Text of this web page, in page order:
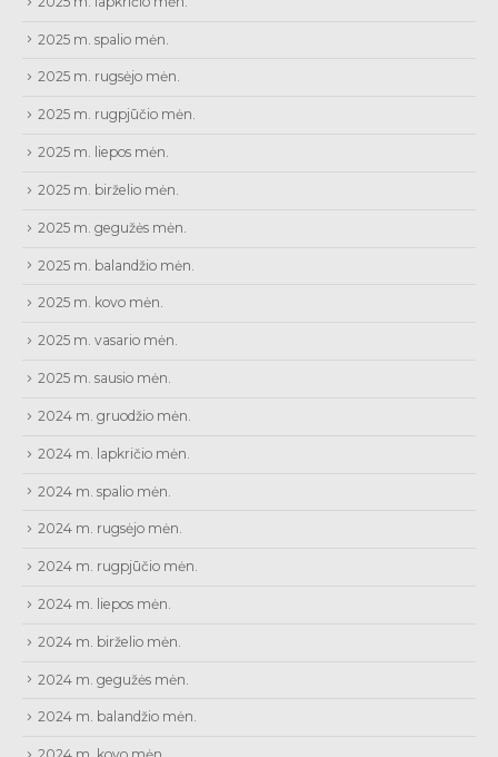
2025 m. spalio mėn.
2025 m. rugsėjo mėn.
2025 m. rugpjūčio mėn.
2025 m. liepos mėn.
2025 m. birželio mėn.
2025 m. gegužės mėn.
2025 m. balandžio mėn.
2025 m. kovo mėn.
2025 m. vasario mėn.
2025 m. sausio mėn.
2024 m. gruodžio mėn.
2024 m. lapkričio mėn.
2024 m. spalio mėn.
2024 m. rugsėjo mėn.
2024 m. rugpjūčio mėn.
2024 m. liepos mėn.
2024 m. birželio mėn.
2024 m. gegužės mėn.
2024 m. balandžio mėn.